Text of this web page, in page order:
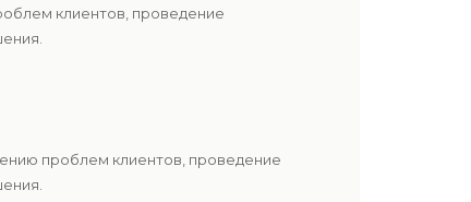
клиентов, проведение
проблем клиентов, проведение